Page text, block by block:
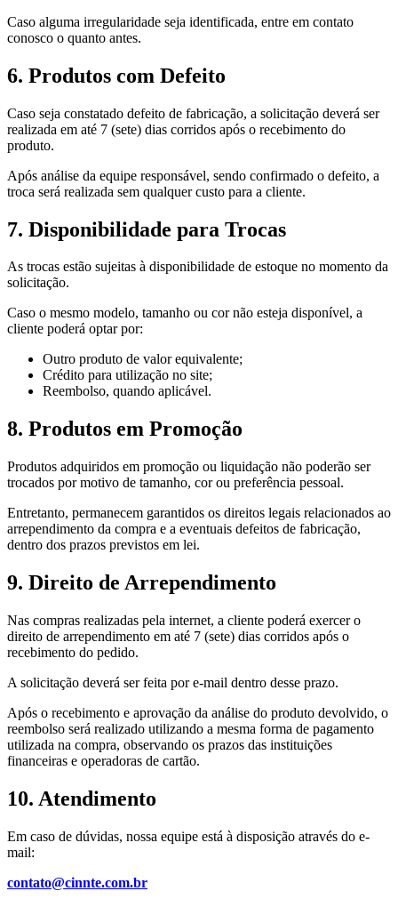
Caso alguma irregularidade seja identificada, entre em contato
conosco o quanto antes.
6. Produtos com Defeito
Caso seja constatado defeito de fabricação, a solicitação deverá ser
realizada em até 7 (sete) dias corridos após o recebimento do
produto.
Após análise da equipe responsável, sendo confirmado o defeito, a
troca será realizada sem qualquer custo para a cliente.
7. Disponibilidade para Trocas
As trocas estão sujeitas à disponibilidade de estoque no momento da
solicitação.
Caso o mesmo modelo, tamanho ou cor não esteja disponível, a
cliente poderá optar por:
Outro produto de valor equivalente;
Crédito para utilização no site;
Reembolso, quando aplicável.
8. Produtos em Promoção
Produtos adquiridos em promoção ou liquidação não poderão ser
trocados por motivo de tamanho, cor ou preferência pessoal.
Entretanto, permanecem garantidos os direitos legais relacionados ao
arrependimento da compra e a eventuais defeitos de fabricação,
dentro dos prazos previstos em lei.
9. Direito de Arrependimento
Nas compras realizadas pela internet, a cliente poderá exercer o
direito de arrependimento em até 7 (sete) dias corridos após o
recebimento do pedido.
A solicitação deverá ser feita por e-mail dentro desse prazo.
Após o recebimento e aprovação da análise do produto devolvido, o
reembolso será realizado utilizando a mesma forma de pagamento
utilizada na compra, observando os prazos das instituições
financeiras e operadoras de cartão.
10. Atendimento
Em caso de dúvidas, nossa equipe está à disposição através do e-
mail:
contato@cinnte.com.br